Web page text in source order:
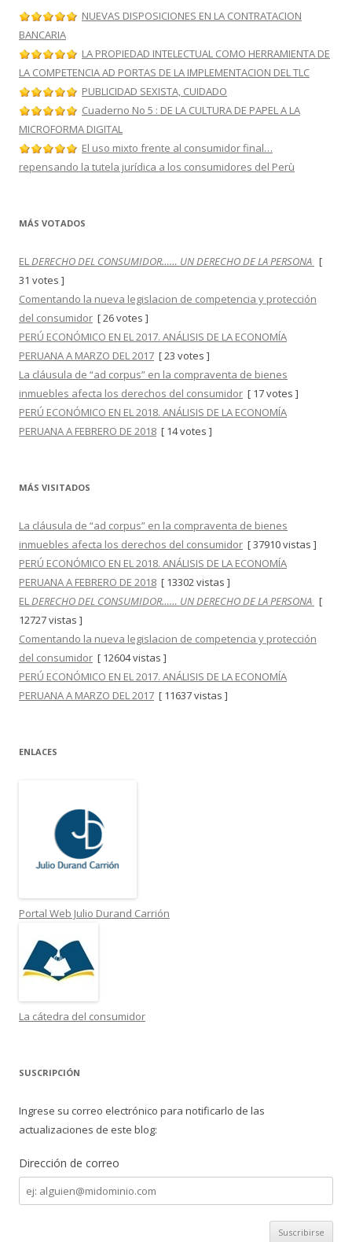
s
NUEVAS DISPOSICIONES EN LA CONTRATACION
BANCARIA
LA PROPIEDAD INTELECTUAL COMO HERRAMIENTA DE
LA COMPETENCIA AD PORTAS DE LA IMPLEMENTACION DEL TLC
PUBLICIDAD SEXISTA, CUIDADO
Cuaderno No 5 : DE LA CULTURA DE PAPEL A LA
MICROFORMA DIGITAL
El uso mixto frente al consumidor final…
repensando la tutela jurídica a los consumidores del Perù
MÁS VOTADOS
ELDERECHO DEL CONSUMIDOR…… UN DERECHO DE LA PERSONA [
31 votes ]
Comentando la nueva legislacion de competencia y protección
del consumidor [ 26 votes ]
PERÚ ECONÓMICO EN EL 2017. ANÁLISIS DE LA ECONOMÍA
PERUANA A MARZO DEL 2017 [ 23 votes ]
La cláusula de “ad corpus” en la compraventa de bienes
inmuebles afecta los derechos del consumidor [ 17 votes ]
PERÚ ECONÓMICO EN EL 2018. ANÁLISIS DE LA ECONOMÍA
PERUANA A FEBRERO DE 2018 [ 14 votes ]
MÁS VISITADOS
La cláusula de “ad corpus” en la compraventa de bienes
inmuebles afecta los derechos del consumidor [ 37910 vistas ]
PERÚ ECONÓMICO EN EL 2018. ANÁLISIS DE LA ECONOMÍA
PERUANA A FEBRERO DE 2018 [ 13302 vistas ]
ELDERECHO DEL CONSUMIDOR…… UN DERECHO DE LA PERSONA [
12727 vistas ]
Comentando la nueva legislacion de competencia y protección
del consumidor [ 12604 vistas ]
PERÚ ECONÓMICO EN EL 2017. ANÁLISIS DE LA ECONOMÍA
PERUANA A MARZO DEL 2017 [ 11637 vistas ]
ENLACES
Portal Web Julio Durand Carrión
La cátedra del consumidor
SUSCRIPCIÓN
Ingrese su correo electrónico para notificarlo de las
actualizaciones de este blog:
Dirección de correo
Dirección
de
correo